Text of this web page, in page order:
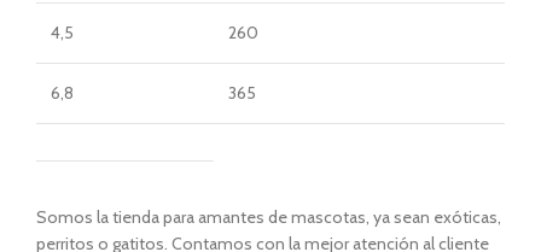
4,5 260
6,8 365
Somos la tienda para amantes de mascotas, ya sean exóticas,
perritos o gatitos. Contamos con la mejor atención al cliente